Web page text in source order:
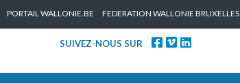
PORTAIL WALLONIE.BE FEDERATION WALLONIE BRUXELLES
SUIVEZ-NOUS SUR